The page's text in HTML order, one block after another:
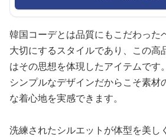
韓国コーデとは品質にもこだわった
大切にするスタイルであり、この高
はその思想を体現したアイテムです。
シンプルなデザインだからこそ素材
な着心地を実感できます。
洗練されたシルエットが体型を美し